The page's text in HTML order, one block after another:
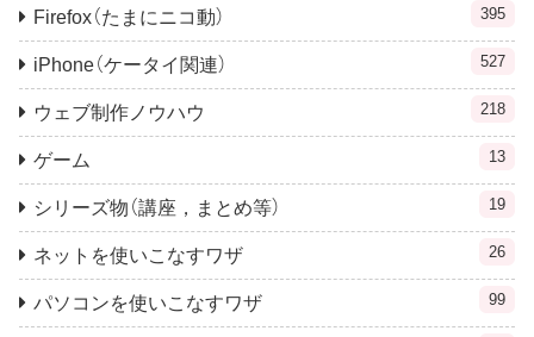
Firefox（たまにニコ動） 395
iPhone（ケータイ関連） 527
ウェブ制作ノウハウ 218
ゲーム 13
シリーズ物（講座，まとめ等） 19
ネットを使いこなすワザ 26
パソコンを使いこなすワザ 99